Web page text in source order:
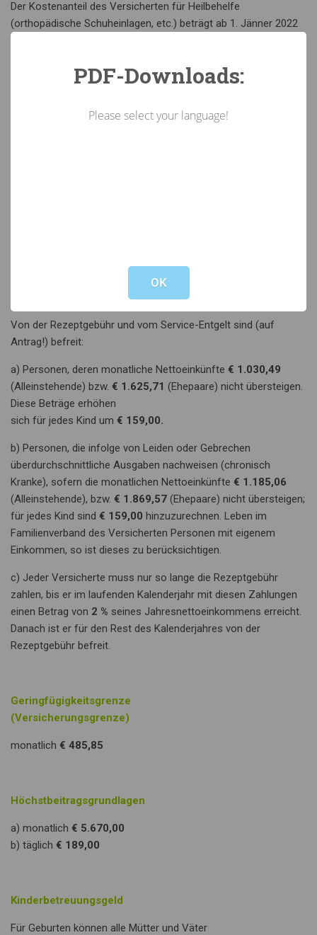
Der Kostenanteil des Versicherten für Heilbehelfe
(orthopädische Schuheinlagen, etc.) beträgt ab 1. Jänner 2022
Der Kostenanteil für Sehbehelfe beträgt für die Versicherten
Die Höhe des Service-Entgelts für die e-card beträgt für das
und wird im November 2021 eingehoben. Die
Rezeptgebühr beträgt ab 1. Jänner 2022
Von der Rezeptgebühr und vom Service-Entgelt sind (auf
Antrag!) befreit:
a) Personen, deren monatliche Nettoeinkünfte € 1.030,49
(Alleinstehende) bzw. € 1.625,71 (Ehepaare) nicht übersteigen.
Diese Beträge erhöhen
sich für jedes Kind um € 159,00.
b) Personen, die infolge von Leiden oder Gebrechen
überdurchschnittliche Ausgaben nachweisen (chronisch
Kranke), sofern die monatlichen Nettoeinkünfte € 1.185,06
(Alleinstehende), bzw. € 1.869,57 (Ehepaare) nicht übersteigen;
für jedes Kind sind € 159,00 hinzuzurechnen. Leben im
Familienverband des Versicherten Personen mit eigenem
Einkommen, so ist dieses zu berücksichtigen.
c) Jeder Versicherte muss nur so lange die Rezeptgebühr
zahlen, bis er im laufenden Kalenderjahr mit diesen Zahlungen
einen Betrag von 2 % seines Jahresnettoeinkommens erreicht.
Danach ist er für den Rest des Kalenderjahres von der
Rezeptgebühr befreit.
Geringfügigkeitsgrenze
(Versicherungsgrenze)
monatlich € 485,85
Höchstbeitragsgrundlagen
a) monatlich € 5.670,00
b) täglich € 189,00
Kinderbetreuungsgeld
Für Geburten können alle Mütter und Väter
PDF-Downloads:
Please select your language!
OK